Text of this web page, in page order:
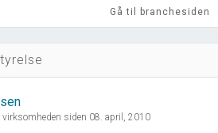
Gå til branchesiden
siden 08. april, 2010